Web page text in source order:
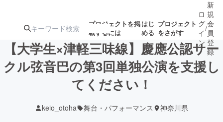
プロジェクトを掲
載するには
はじ
める
プロジェクト
をさがす
注目の新着プロ
ジェクト
募集終了が近いプ
ロ
グ
イ
ン
/
新
規
会
員
登
録
【大学生×津軽三味線】慶應公認サー
クル弦音巴の第3回単独公演を支援し
てください！
keio_otoha 舞台・パフォーマンス 神奈川県